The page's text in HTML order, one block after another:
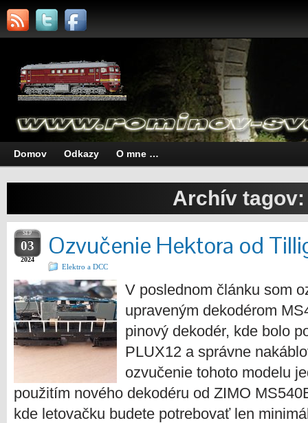
Domov Odkazy O mne …
Archív
SEP
03
2024 Ozvučenie Hektora od
Elektro a DCC
V poslednom článku som
upraveným dekodérom
pinový dekodér, kde bolo
PLUX12 a správne
ozvučenie tohoto modelu
použitím nového dekodéru od ZIMO
kde letovačku budete potrebovať len